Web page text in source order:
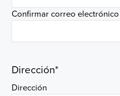
Confirmar correo electrónico
Dirección*
Dirección